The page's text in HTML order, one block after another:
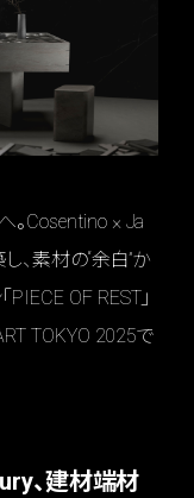
。Cosentino × Ja
、素材の“余白”か
PIECE OF REST」
TOKYO 2025で
、建材端材